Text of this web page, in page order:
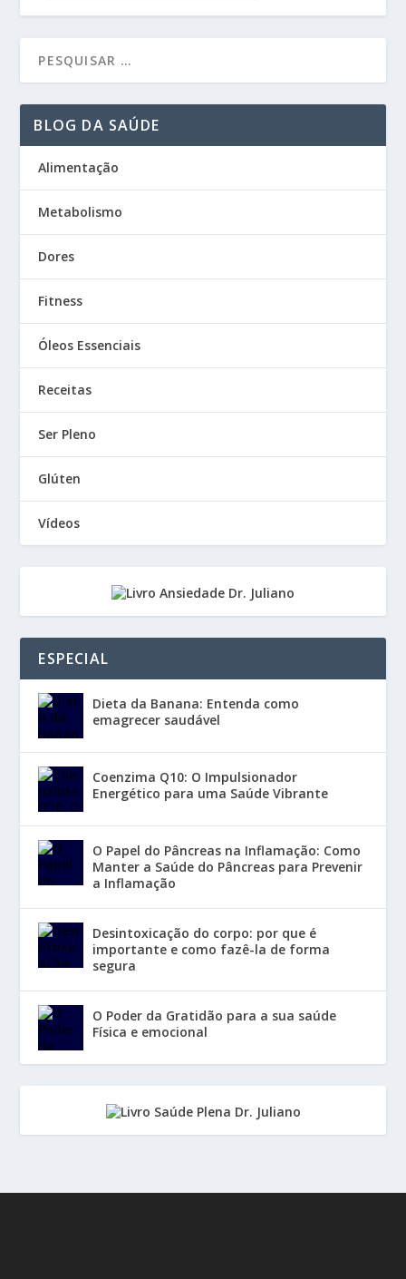
BLOG DA SAÚDE
Alimentação
Metabolismo
Dores
Fitness
Óleos Essenciais
Receitas
Ser Pleno
Glúten
Vídeos
ESPECIAL
Dieta da Banana: Entenda como
emagrecer saudável
Coenzima Q10: O Impulsionador
Energético para uma Saúde Vibrante
O Papel do Pâncreas na Inflamação: Como
Manter a Saúde do Pâncreas para Prevenir
a Inflamação
Desintoxicação do corpo: por que é
importante e como fazê-la de forma
segura
O Poder da Gratidão para a sua saúde
Física e emocional